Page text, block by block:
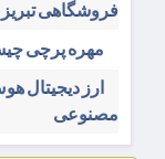
فروشگاهی
مهره پرچی
ارز
مصنوعی